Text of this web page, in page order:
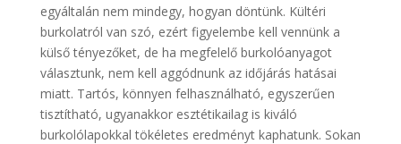
egyáltalán nem mindegy, hogyan döntünk. Kültéri
burkolatról van szó, ezért figyelembe kell vennünk a
külső tényezőket, de ha megfelelő burkolóanyagot
választunk, nem kell aggódnunk az időjárás hatásai
miatt. Tartós, könnyen felhasználható, egyszerűen
tisztítható, ugyanakkor esztétikailag is kiváló
burkolólapokkal tökéletes eredményt kaphatunk. Sokan